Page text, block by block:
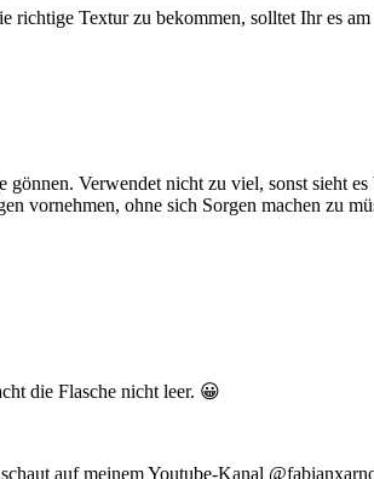
Textur zu bekommen, solltet Ihr es
Verwendet nicht zu viel, sonst sieht
vornehmen, ohne sich Sorgen machen zu
die Flasche nicht leer. 😀
auf meinem Youtube-Kanal